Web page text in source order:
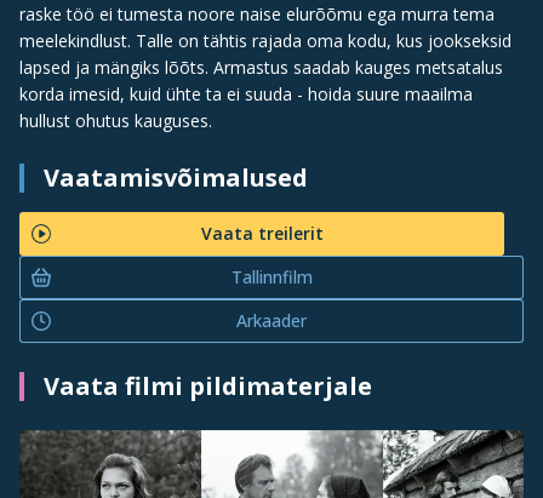
raske töö ei tumesta noore naise elurõõmu ega murra tema
meelekindlust. Talle on tähtis rajada oma kodu, kus jookseksid
lapsed ja mängiks lõõts. Armastus saadab kauges metsatalus
korda imesid, kuid ühte ta ei suuda - hoida suure maailma
hullust ohutus kauguses.
Vaatamisvõimalused
Vaata treilerit
Tallinnfilm
Arkaader
Vaata filmi pildimaterjale